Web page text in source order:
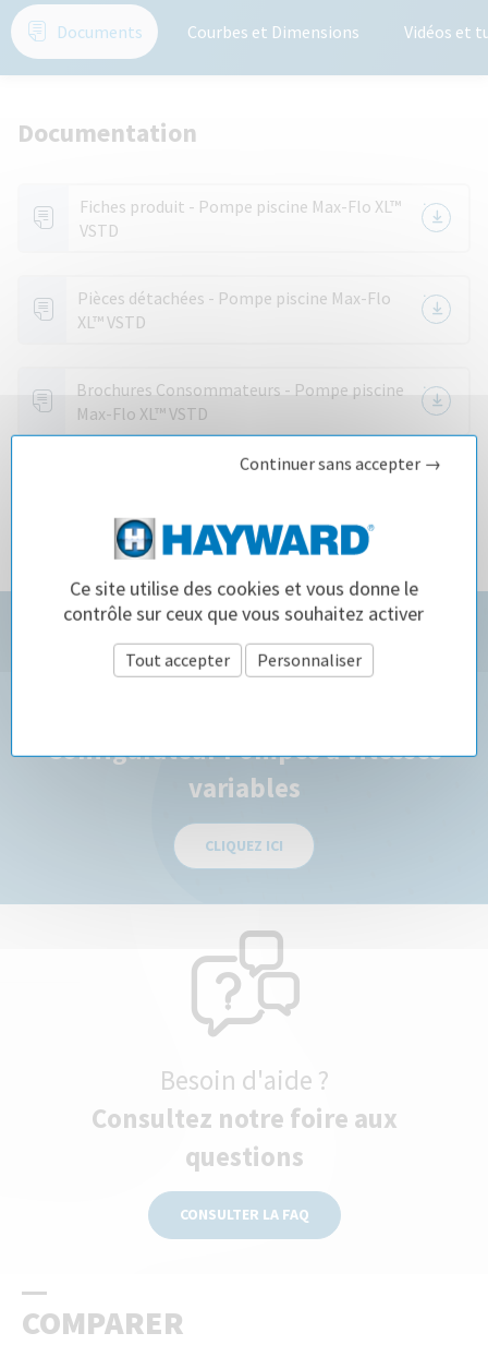
Documents Courbes et Dimensions Vidéos et
Documentation
Fiches produit - Pompe piscine Max-Flo XL™
VSTD
Pièces détachées - Pompe piscine Max-Flo
XL™ VSTD
Brochures Consommateurs - Pompe piscine
Max-Flo XL™ VSTD
Notices techniques - Pompe piscine Max-Flo
Configurateur Pompes à vitesses
variables
CLIQUEZ ICI
Besoin d'aide ?
Consultez notre foire aux
questions
CONSULTER LA FAQ
COMPARER
Ce site utilise des cookies et vous donne le
contrôle sur ceux que vous souhaitez activer
Tout accepter
Continuer sans accepter →
Personnaliser